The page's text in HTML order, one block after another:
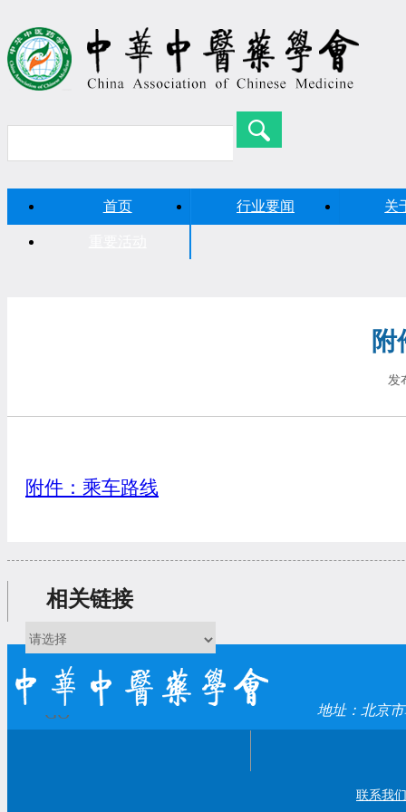
首页 行业要闻 关
附
发
附件：乘车路线
相关链接
GO 地址：北京
联系我们